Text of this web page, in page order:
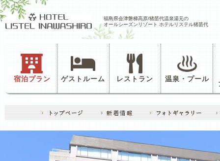
福島県会津磐梯高原/猪苗代温泉湯元の
オールシーズンリゾート ホテルリステル猪苗代
宿泊プラン ゲストルーム レストラン 温泉・プール